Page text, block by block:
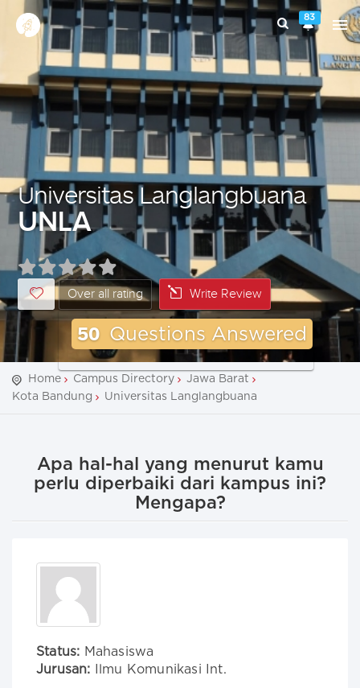
83
Universitas Langlangbuana
UNLA
Over all rating Write Review
50 Questions Answered
Home Campus Directory
Jawa Barat
Kota Bandung
Universitas Langlangbuana
Apa hal-hal yang menurut kamu
perlu diperbaiki dari kampus ini?
Mengapa?
Status: Mahasiswa
Jurusan: Ilmu Komunikasi Int.